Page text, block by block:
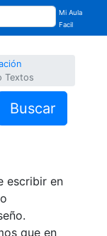
Mi Aula
Facil
Textos
Buscar
escribir en
que en